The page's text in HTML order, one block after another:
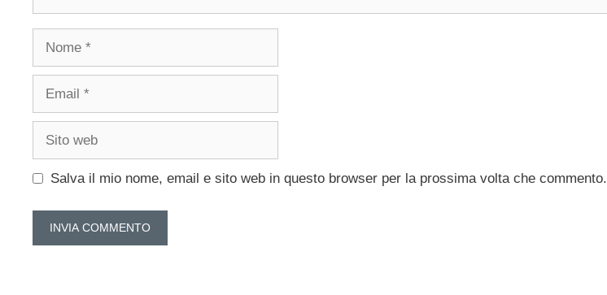
Nome
Email
Sito
Salva il mio nome, email e sito web in questo browser per la prossima volta che commento.